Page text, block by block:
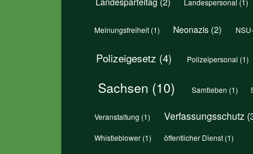
Meinungsfreiheit (1) Neonazis (2)
Polizeigesetz (4) Polizeipersonal (1)
Sachsen (10) Samtleben (1)
Veranstaltung (1) Verfassungsschutz
Whistleblower (1) öffentlicher Dienst(1)